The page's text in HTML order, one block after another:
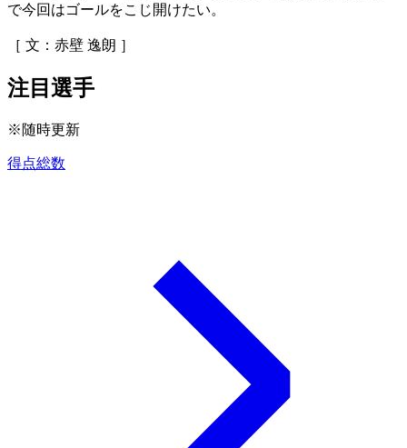
で今回はゴールをこじ開けたい。
［ 文：赤壁 逸朗 ］
注目選手
※随時更新
得点総数